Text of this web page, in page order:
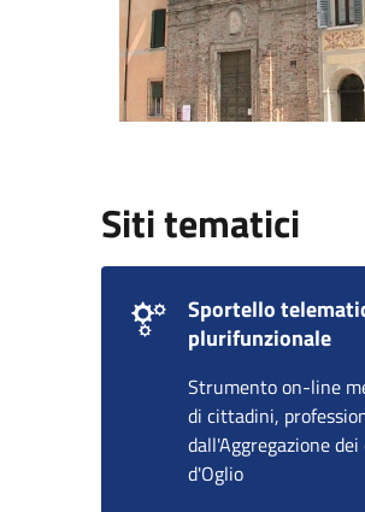
Siti tematici
Sportello
plurifunzionale
Strumento on-line
di cittadini,
dall'Aggregazione
d'Oglio